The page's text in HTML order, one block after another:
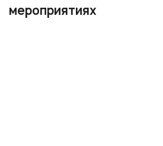
мероприятиях